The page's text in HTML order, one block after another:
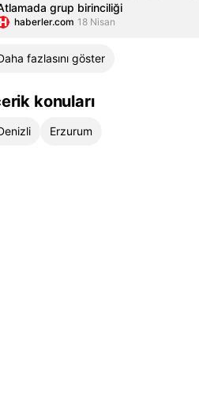
grup birinciliği
haberler.com 18 Nisan
fazlasını göster
konuları
Erzurum